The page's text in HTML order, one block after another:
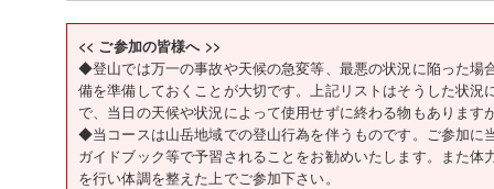
<< ご参加の皆様へ >>
◆登山では万一の事故や天候の急変等、最悪の状況に陥った場
備を準備しておくことが大切です。上記リストはそうした状況
で、当日の天候や状況によって使用せずに終わる物もあります
◆当コースは山岳地域での登山行為を伴うものです。ご参加に
ガイドブック等で予習されることをお勧めいたします。また
を行い体調を整えた上でご参加下さい。